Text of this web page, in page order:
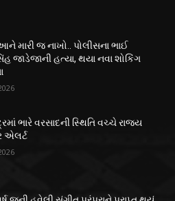
મારી જ નાખો.. પોલીસના ભાઈ
જાડેજાની હત્યા, થયા નવા શોકિંગ
ભારે વરસાદની સ્થિતિ વચ્ચે રાજ્ય
એલર્ટ